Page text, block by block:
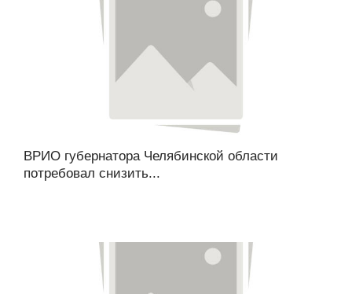
ВРИО губернатора Челябинской области
потребовал снизить...